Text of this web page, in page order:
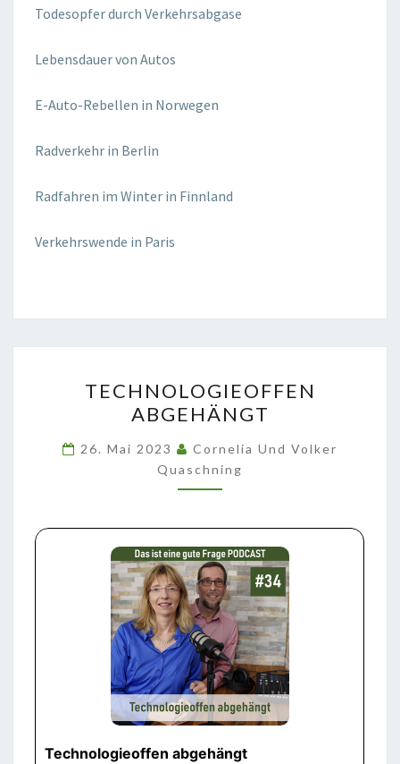
Todesopfer durch Verkehrsabgase
Lebensdauer von Autos
E-Auto-Rebellen in Norwegen
Radverkehr in Berlin
Radfahren im Winter in Finnland
Verkehrswende in Paris
ABGEHÄNGT
TECHNOLOGIEOFFEN
ABGEHÄNGT
26. Mai 2023
Cornelia Und Volker
Quaschning